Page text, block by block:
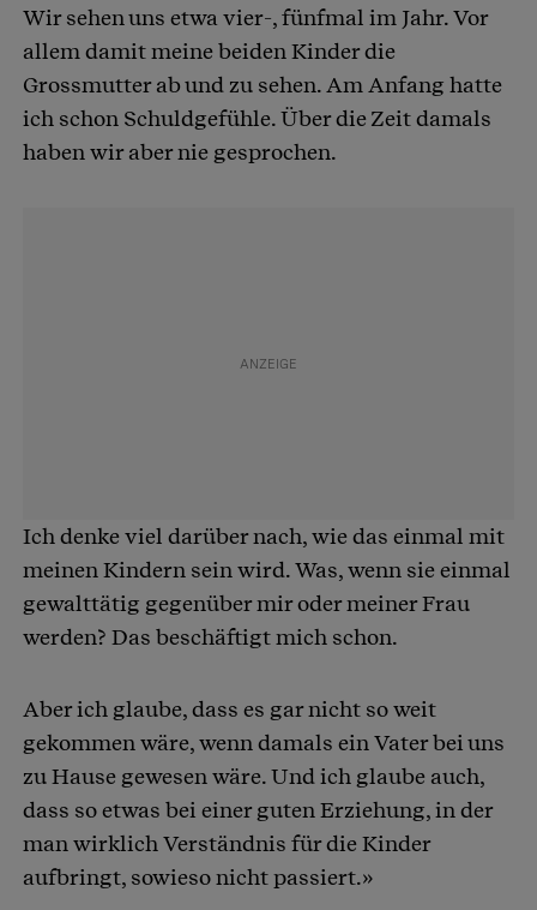
Wir sehen uns etwa vier-, fünfmal im Jahr. Vor
allem damit meine beiden Kinder die
Grossmutter ab und zu sehen. Am Anfang hatte
ich schon Schuldgefühle. Über die Zeit damals
haben wir aber nie gesprochen.
Ich denke viel darüber nach, wie das einmal mit
meinen Kindern sein wird. Was, wenn sie einmal
gewalttätig gegenüber mir oder meiner Frau
werden? Das beschäftigt mich schon.
Aber ich glaube, dass es gar nicht so weit
gekommen wäre, wenn damals ein Vater bei uns
zu Hause gewesen wäre. Und ich glaube auch,
dass so etwas bei einer guten Erziehung, in der
man wirklich Verständnis für die Kinder
aufbringt, sowieso nicht passiert.»